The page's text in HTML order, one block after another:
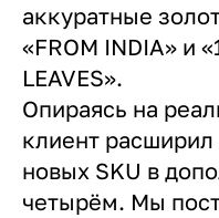
аккуратные
«FROM INDIA» и
LEAVES».
Опираясь на
клиент
новых SKU в
четырём. Мы